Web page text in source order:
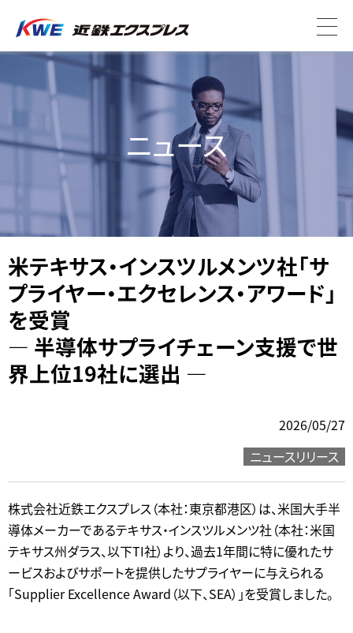
ニュース
米テキサス・インスツルメンツ社「サ
プライヤー・エクセレンス・アワード」
を受賞
― 半導体サプライチェーン支援で世
界上位19社に選出 ―
2026/05/27
ニュースリリース
株式会社近鉄エクスプレス（本社：東京都港区）は、米国大手半
導体メーカーであるテキサス・インスツルメンツ社（本社：米国
テキサス州ダラス、以下TI社）より、過去1年間に特に優れたサ
ービスおよびサポートを提供したサプライヤーに与えられる
「Supplier Excellence Award（以下、SEA）」を受賞しました。